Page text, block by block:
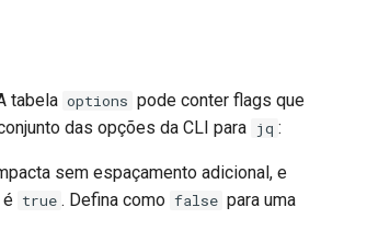
tabela options pode conter flags que
das opções da CLI para jq :
sem espaçamento adicional, e
é true . Defina como false para uma